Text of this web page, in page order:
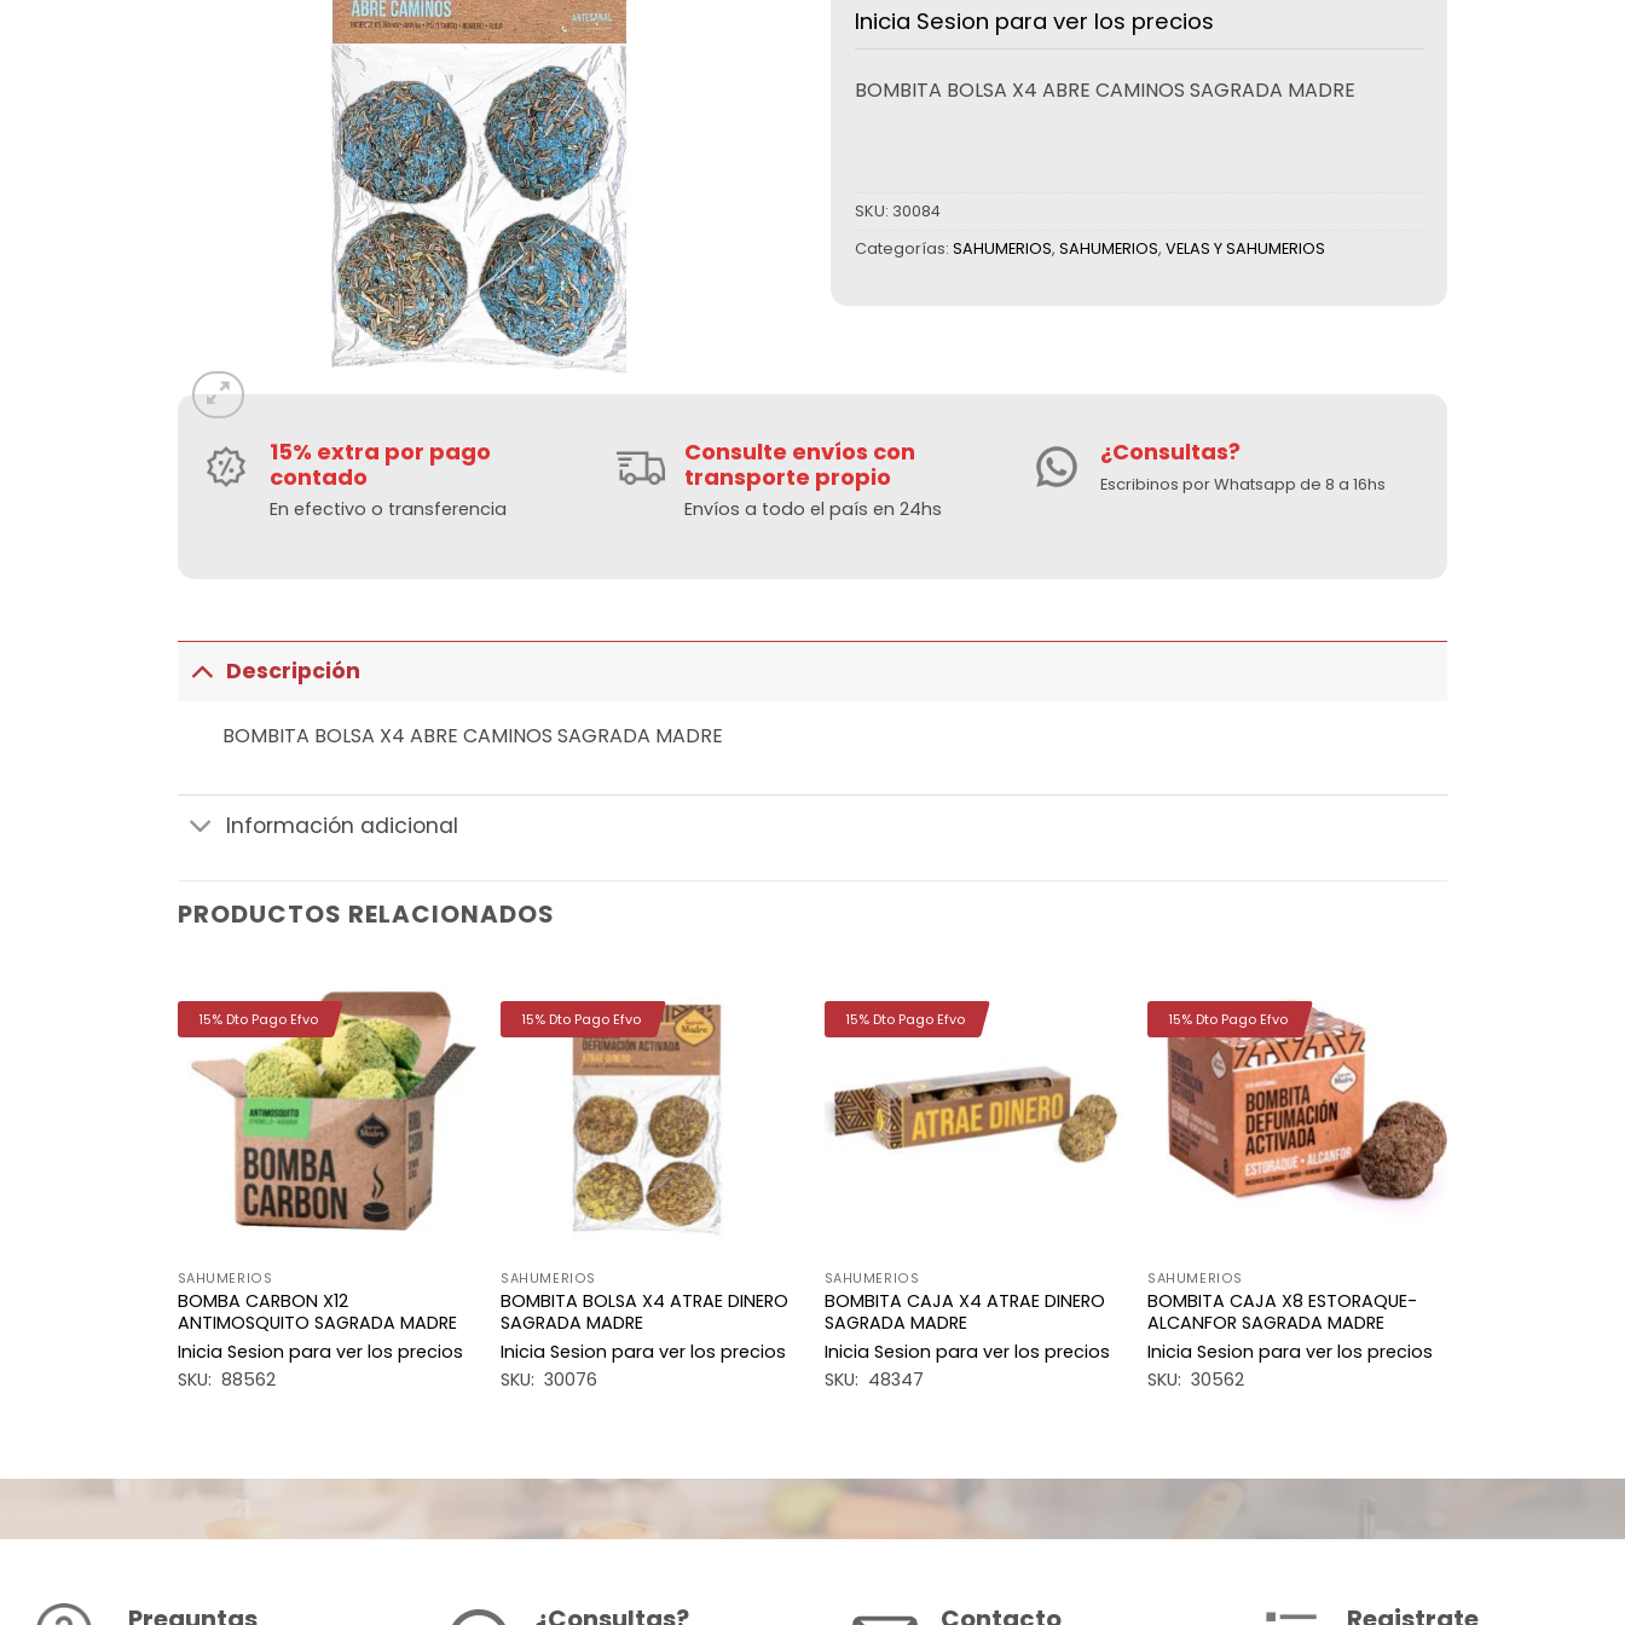
Inicia Sesion para ver los precios
BOMBITA BOLSA X4 ABRE CAMINOS SAGRADA MADRE
SKU: 30084
Categorías: SAHUMERIOS, SAHUMERIOS, VELAS Y SAHUMERIOS
15% extra por pago
contado
En efectivo o transferencia
Consulte envíos con
transporte propio
Envíos a todo el país en 24hs
¿Consultas?
Escribinos por Whatsapp de 8 a 16hs
Descripción
BOMBITA BOLSA X4 ABRE CAMINOS SAGRADA MADRE
Información adicional
PRODUCTOS RELACIONADOS
Añadir
a la
lista de
deseos
SAHUMERIOS
BOMBA CARBON X12
ANTIMOSQUITO SAGRADA MADRE
Inicia Sesion para ver los precios
SKU: 88562
15% Dto Pago Efvo
SAHUMERIOS
BOMBITA BOLSA X4 ATRAE DINERO
SAGRADA MADRE
Inicia Sesion para ver los precios
SKU: 30076
15% Dto Pago Efvo
deseos
SAHUMERIOS
BOMBITA CAJA X4 ATRAE DINERO
SAGRADA MADRE
Inicia Sesion para ver los precios
SKU: 48347
15% Dto Pago Efvo
SAHUMERIOS
BOMBITA CAJA X8 ESTORAQUE-
ALCANFOR SAGRADA MADRE
Inicia Sesion para ver los precios
SKU: 30562
15% Dto Pago Efvo